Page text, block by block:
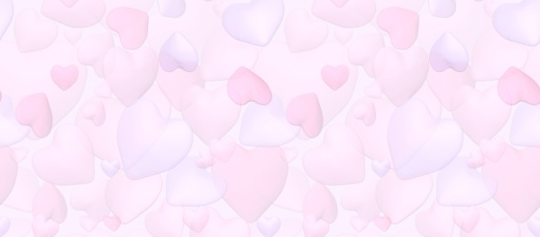
Fit & Firm สวัสดีวันที่ภูเก็ตน้ำ
ท่วมถึงในเมือง
Fit & Firm วันนี้รายงาน น้ำหนัก
Fit & Firm ขาเจ็บ เจ็บขา ป้าแดง
มา สารพัดอุปสรรค
Fit & Firm หายไปหลายวัน